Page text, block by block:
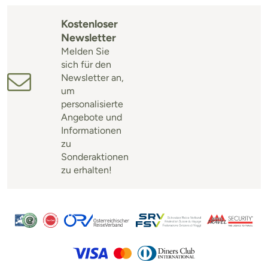
Kostenloser
Newsletter
Melden Sie
sich für den
Newsletter an,
um
personalisierte
Angebote und
Informationen
zu
Sonderaktionen
zu erhalten!